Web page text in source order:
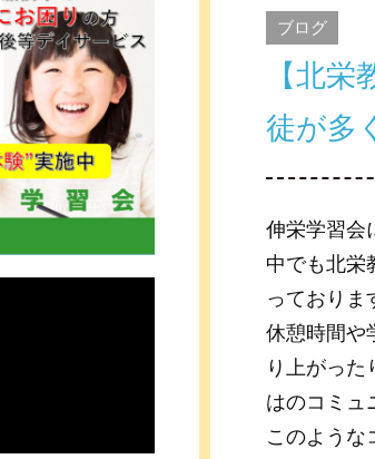
ブログ
【北
徒が多
伸栄学習会
中でも北栄
っておりま
休憩時間や
り上がっ
はのコミュ
このような